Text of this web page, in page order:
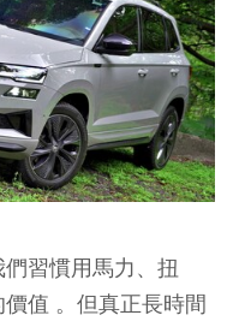
習慣用馬力、扭
值 。但真正長時間